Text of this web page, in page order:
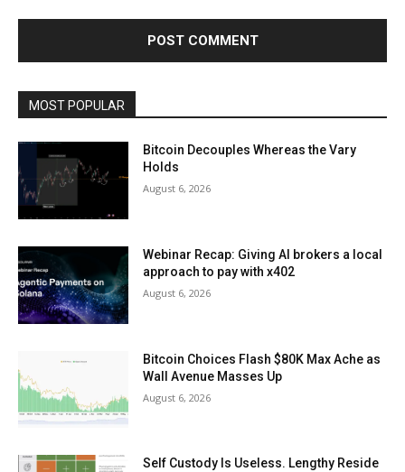
MOST POPULAR
Bitcoin Decouples Whereas the Vary
Holds
August 6, 2026
Webinar Recap: Giving AI brokers a local
approach to pay with x402
August 6, 2026
Bitcoin Choices Flash $80K Max Ache as
Wall Avenue Masses Up
August 6, 2026
Self Custody Is Useless. Lengthy Reside